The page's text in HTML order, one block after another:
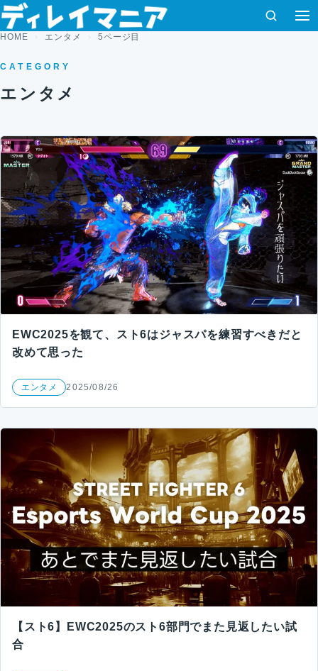
コンテンツへスキップ
検索
HOME エンタメ 5ページ目
CATEGORY
エンタメ
EWC2025を観て、スト6はジャスパを練習すべきだと
改めて思った
エンタメ 2025/08/26
【スト6】EWC2025のスト6部門でまた見返したい試
合